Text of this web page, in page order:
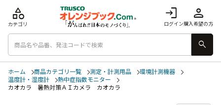
login
ログイン
person
購入希望の方
category
カテゴリ
search
ホーム 商品カテゴリ一覧 測定・計測用品
環境計測機器
温度計・湿度計
熱中症指数モニター
カオカラ 暑熱対策ＡＩカメラ カオカラ